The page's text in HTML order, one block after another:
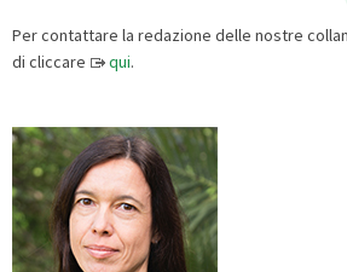
Per contattare la redazione delle nostre
di cliccare
qui.